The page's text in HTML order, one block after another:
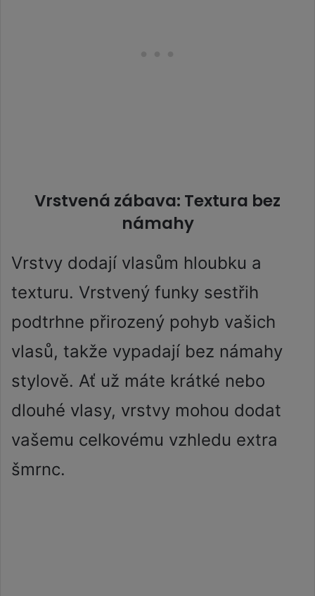
Vrstvená zábava: Textura bez
námahy
Vrstvy dodají vlasům hloubku a
texturu. Vrstvený funky sestřih
podtrhne přirozený pohyb vašich
vlasů, takže vypadají bez námahy
stylově. Ať už máte krátké nebo
dlouhé vlasy, vrstvy mohou dodat
vašemu celkovému vzhledu extra
šmrnc.